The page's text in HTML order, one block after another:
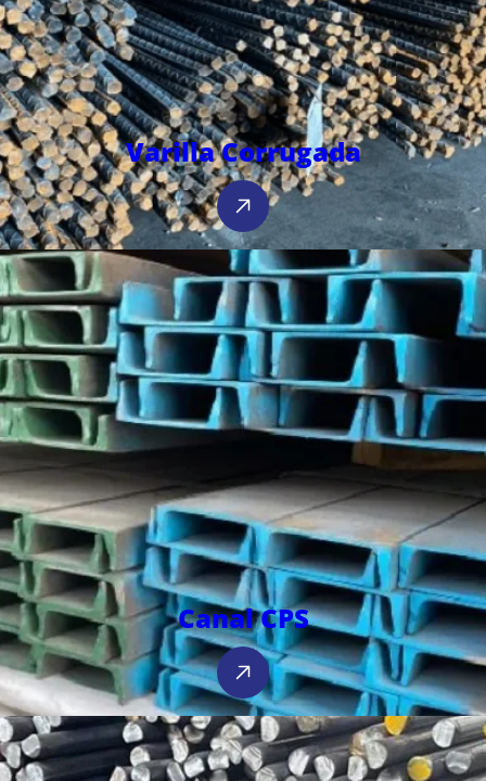
Varilla Corrugada
Canal CPS